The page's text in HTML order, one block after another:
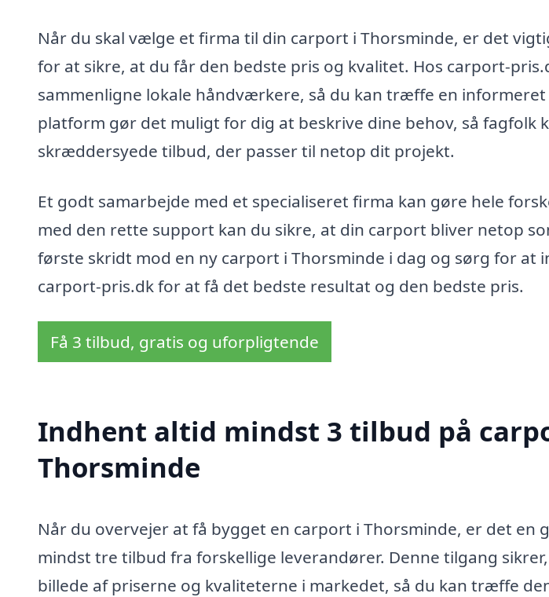
Når du skal vælge et firma til din carport i Thorsminde, er det
for at sikre, at du får den bedste pris og kvalitet. Hos carport-
sammenligne lokale håndværkere, så du kan træffe en informeret
platform gør det muligt for dig at beskrive dine behov, så fagfolk
skræddersyede tilbud, der passer til netop dit projekt.
Et godt samarbejde med et specialiseret firma kan gøre hele
med den rette support kan du sikre, at din carport bliver netop
første skridt mod en ny carport i Thorsminde i dag og sørg for at
carport-pris.dk for at få det bedste resultat og den bedste pris.
Få 3 tilbud, gratis og uforpligtende
Indhent altid mindst 3 tilbud på
Thorsminde
Når du overvejer at få bygget en carport i Thorsminde, er det en
mindst tre tilbud fra forskellige leverandører. Denne tilgang
billede af priserne og kvaliteterne i markedet, så du kan træffe